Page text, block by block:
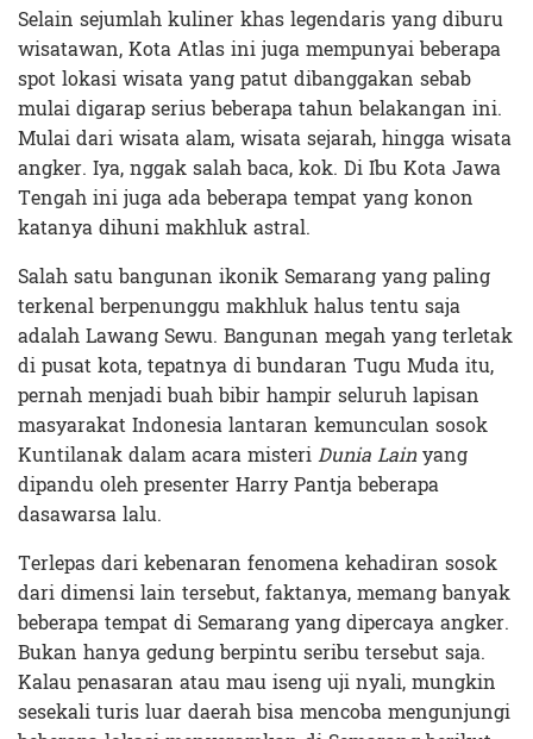
Selain sejumlah kuliner khas legendaris yang diburu
wisatawan, Kota Atlas ini juga mempunyai beberapa
spot lokasi wisata yang patut dibanggakan sebab
mulai digarap serius beberapa tahun belakangan ini.
Mulai dari wisata alam, wisata sejarah, hingga wisata
angker. Iya, nggak salah baca, kok. Di Ibu Kota Jawa
Tengah ini juga ada beberapa tempat yang konon
katanya dihuni makhluk astral.
Salah satu bangunan ikonik Semarang yang paling
terkenal berpenunggu makhluk halus tentu saja
adalah Lawang Sewu. Bangunan megah yang terletak
di pusat kota, tepatnya di bundaran Tugu Muda itu,
pernah menjadi buah bibir hampir seluruh lapisan
masyarakat Indonesia lantaran kemunculan sosok
Kuntilanak dalam acara misteriDunia Lainyang
dipandu oleh presenter Harry Pantja beberapa
dasawarsa lalu.
Terlepas dari kebenaran fenomena kehadiran sosok
dari dimensi lain tersebut, faktanya, memang banyak
beberapa tempat di Semarang yang dipercaya angker.
Bukan hanya gedung berpintu seribu tersebut saja.
Kalau penasaran atau mau iseng uji nyali, mungkin
sesekali turis luar daerah bisa mencoba mengunjungi